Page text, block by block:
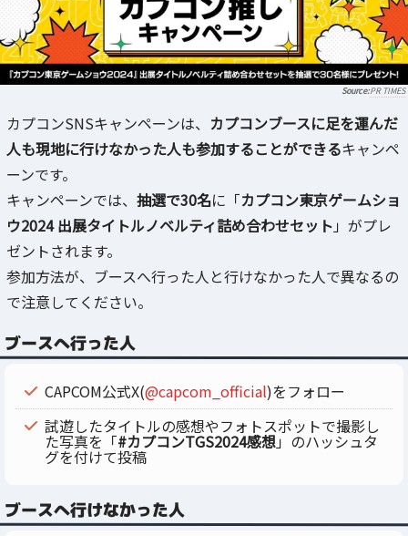
PR TIMES
カプコンSNSキャンペーンは、 カプコンブースに足を運んだ
人も現地に行けなかった人も参加することができるキャンペ
ーンです。
キャンペーンでは、 抽選で30名に「カプコン東京ゲームショ
ウ2024 出展タイトルノベルティ詰め合わせセット 」がプレ
ゼントされます。
参加方法が、ブースへ行った人と行けなかった人で異なるの
で注意してください。
ブースへ行った人
CAPCOM公式X(@capcom_official)をフォロー
試遊したタイトルの感想やフォトスポットで撮影し
た写真を「#カプコンTGS2024感想」のハッシュタ
グを付けて投稿
ブースへ行けなかった人